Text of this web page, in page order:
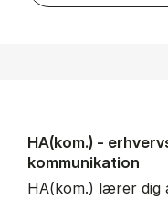
HA(kom.) -
kommunikation
HA(kom.) lærer dig